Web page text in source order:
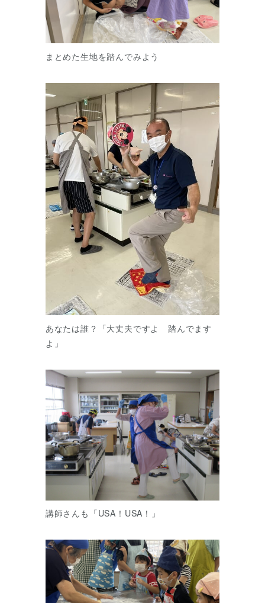
まとめた生地を踏んでみよう
あなたは誰？「大丈夫ですよ 踏んでます
よ」
講師さんも「USA！USA！」